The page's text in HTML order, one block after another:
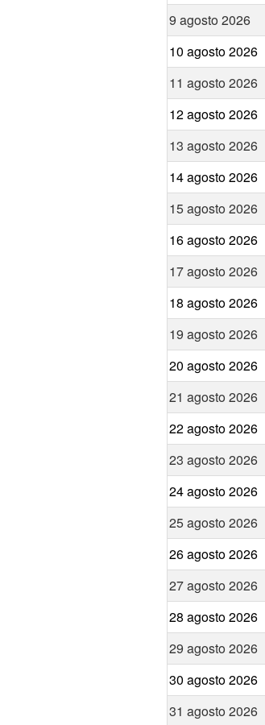
9 agosto 2026
10 agosto 2026
11 agosto 2026
12 agosto 2026
13 agosto 2026
14 agosto 2026
15 agosto 2026
16 agosto 2026
17 agosto 2026
18 agosto 2026
19 agosto 2026
20 agosto 2026
21 agosto 2026
22 agosto 2026
23 agosto 2026
24 agosto 2026
25 agosto 2026
26 agosto 2026
27 agosto 2026
28 agosto 2026
29 agosto 2026
30 agosto 2026
31 agosto 2026